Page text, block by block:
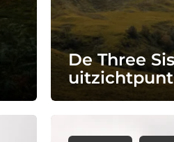
De Three